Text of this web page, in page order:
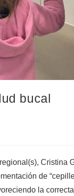
bucal
Cristina
de
la